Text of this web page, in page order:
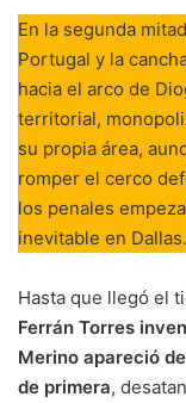
En la segunda
Portugal y la
hacia el arco de
territorial,
su propia área,
romper el cerco
los penales
inevitable en Dallas.
Hasta que llegó el
Ferrán Torres
Merino apareció
de primera,